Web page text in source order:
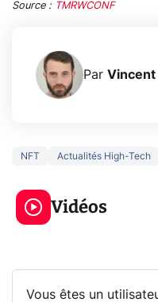
Source : TMRWCONF
Par Vincent
NFT Actualités High-Tech
Vidéos
3 écrans en 1
319€ ? Voici
CQ32G4ZA !
Vous êtes un